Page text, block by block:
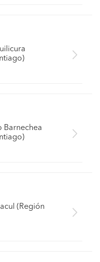
Barnechea
(Región